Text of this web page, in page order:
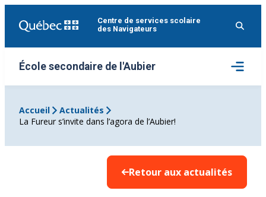
Centre de services scolaire
des Navigateurs
École secondaire de l'Aubier
Ouvrir
le
menu
Accueil
Actualités
La Fureur s’invite dans l’agora de l’Aubier!
Retour aux actualités